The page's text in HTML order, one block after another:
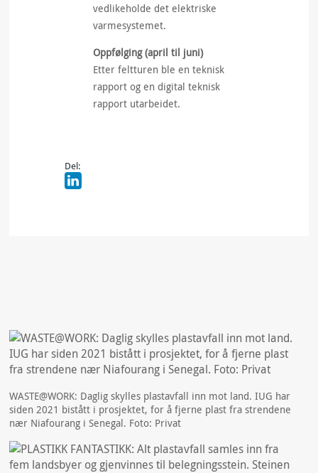
vedlikeholde det elektriske
varmesystemet.
Oppfølging (april til juni)
Etter feltturen ble en teknisk
rapport og en digital teknisk
rapport utarbeidet.
Del:
WASTE@WORK: Daglig skylles plastavfall inn mot land. IUG har
siden 2021 bistått i prosjektet, for å fjerne plast fra strendene
nær Niafourang i Senegal. Foto: Privat